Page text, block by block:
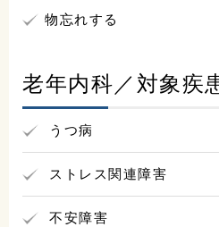
交通アクセスはこちら
地図
物忘れする
老年内科／対象疾
うつ病
ストレス関連障害
不安障害